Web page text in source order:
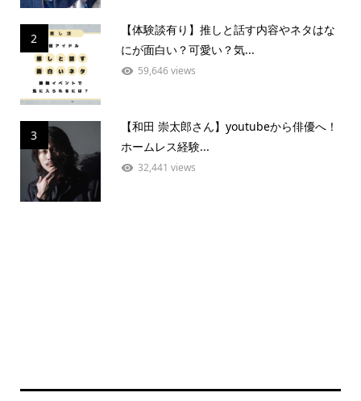
2
【体験談有り】推しと話す内容やネタはな
にが面白い？可愛い？気...
59,646 views
3
【和田 崇太郎さん】youtubeから俳優へ！
ホームレス経験...
32,441 views